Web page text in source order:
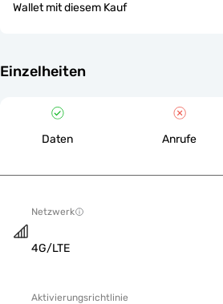
Wallet mit diesem Kauf
Einzelheiten
Daten Anrufe
Netzwerk
4G/LTE
Aktivierungsrichtlinie